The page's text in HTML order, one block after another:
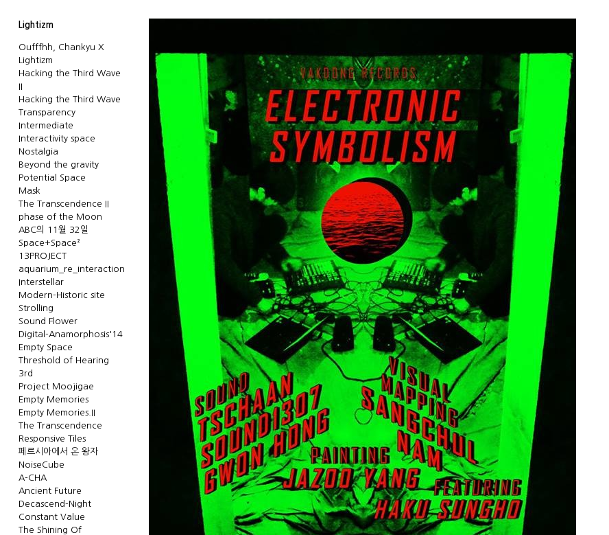
Lightizm
Oufffhh, Chankyu X
Lightizm
Hacking the Third Wave
II
Hacking the Third Wave
Transparency
Intermediate
Interactivity space
Nostalgia
Beyond the gravity
Potential Space
Mask
The Transcendence II
phase of the Moon
ABC의 11월 32일
Space+Space²
13PROJECT
aquarium_re_interaction
Interstellar
Modern-Historic site
Strolling
Sound Flower
Digital-Anamorphosis'14
Empty Space
Threshold of Hearing
3rd
Project Moojigae
Empty Memories
Empty Memories.II
The Transcendence
Responsive Tiles
페르시아에서 온 왕자
NoiseCube
A-CHA
Ancient Future
Decascend-Night
Constant Value
The Shining Of